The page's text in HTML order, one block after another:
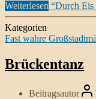
Weiterlesen “Durch Eis
Kategorien
Fast wahre
Brückentanz
Beitragsautor